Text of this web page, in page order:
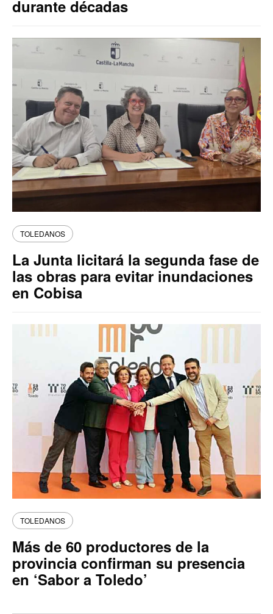
durante décadas
TOLEDANOS
La Junta licitará la segunda fase de
las obras para evitar inundaciones
en Cobisa
TOLEDANOS
Más de 60 productores de la
provincia confirman su presencia
en ‘Sabor a Toledo’